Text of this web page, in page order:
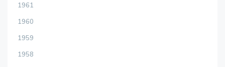
1961
1960
1959
1958